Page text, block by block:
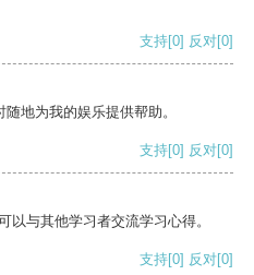
支持[0] 反对[0]
地为我的娱乐提供帮助。
支持[0] 反对[0]
以与其他学习者交流学习心得。
支持[0] 反对[0]